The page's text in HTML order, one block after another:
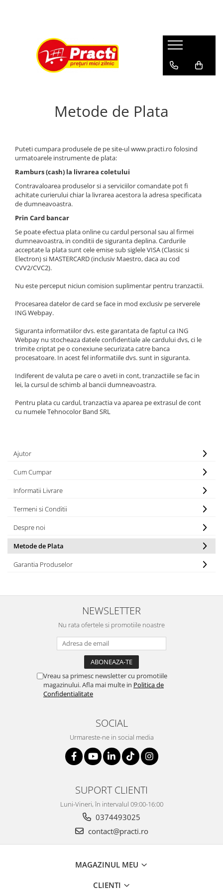
Aditiv pentru rufe
Alte produse casnice si chimice
Detergent (rufe)
Detergent covor, mocheta
Detergent curatare grasimi
Detergent desfundat tevi de
scurgere
Detergent geam si sticla
Detergent masina de spalat vase
Detergent pardoseala
Detergent toaleta
Echipamente de curăţenie
Hartie igienica
Insecticide
Lavete de curatare
Mop
Parfum de camere
Produse de dezinfectare
Rola scame
Solutie de indepartat rugina si
calcar
Absorbant
After shave
Betisoare de urechi
Crema de fata
Crema de maini
Crema medicinala
Deodorante
Gel de dus
Indepartarea parului
Ingrijirea buzei
Lotiune de corp
Pachete de cadouri
Parfum
Pasta de dinti
Pensula machiaj
Periuta de dinti
Produse pentru coafat
Produse pentru curatarea tenului
Sapun lichid, sapun
pentru par, masca de par
Despre noi
Metode de Plata
Puteti cumpara produsele de pe site-ul www.practi.ro folosind
urmatoarele instrumente de plata:
Ramburs (cash) la livrarea coletului
Contravaloarea produselor si a serviciilor comandate pot fi
achitate curierului chiar la livrarea acestora la adresa specificata
de dumneavoastra.
Prin Card bancar
Se poate efectua plata online cu cardul personal sau al firmei
dumneavoastra, in conditii de siguranta deplina. Cardurile
acceptate la plata sunt cele emise sub siglele VISA (Classic si
Electron) si MASTERCARD (inclusiv Maestro, daca au cod
CVV2/CVC2).
Nu este perceput niciun comision suplimentar pentru tranzactii.
Procesarea datelor de card se face in mod exclusiv pe serverele
ING Webpay.
Siguranta informatiilor dvs. este garantata de faptul ca ING
Webpay nu stocheaza datele confidentiale ale cardului dvs, ci le
trimite criptat pe o conexiune securizata catre banca
procesatoare. In acest fel informatiile dvs. sunt in siguranta.
Indiferent de valuta pe care o aveti in cont, tranzactiile se fac in
lei, la cursul de schimb al bancii dumneavoastra.
Pentru plata cu cardul, tranzactia va aparea pe extrasul de cont
cu numele Tehnocolor Band SRL
Ajutor
Cum Cumpar
Informatii Livrare
Termeni si Conditii
Despre noi
Metode de Plata
Garantia Produselor
NEWSLETTER
Nu rata ofertele si promotiile noastre
Vreau sa primesc newsletter cu promotiile
magazinului. Afla mai multe in Politica de
Confidentialitate
SOCIAL
Urmareste-ne in social media
SUPORT CLIENTI
Luni-Vineri, în intervalul 09:00-16:00
0374493025
contact@practi.ro
MAGAZINUL MEU
CLIENTI